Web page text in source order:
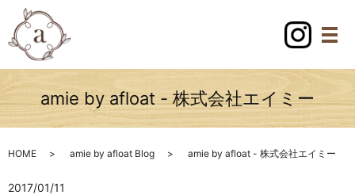
amie by afloat - 株式会社エイミー
HOME amie by afloat Blog amie by afloat - 株式会社エイミー
2017/01/11